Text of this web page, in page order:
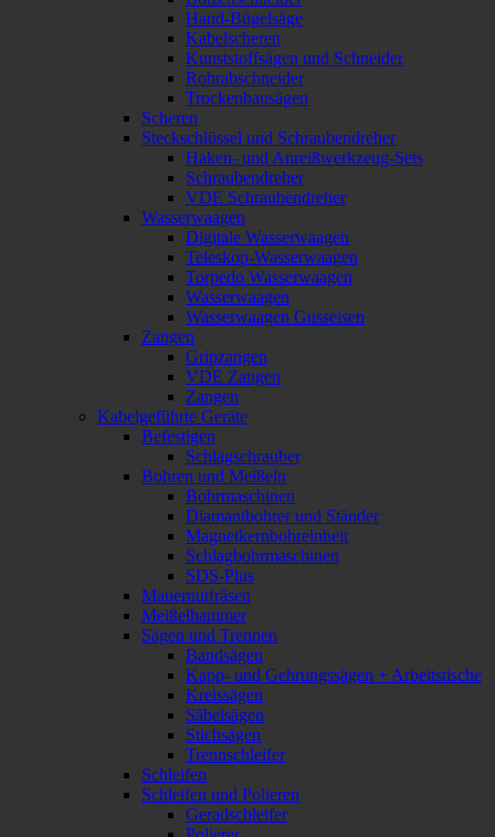
Hand-Bügelsäge
Kabelscheren
Kunststoffsägen und Schneider
Rohrabschneider
Trockenbausägen
Scheren
Steckschlüssel und Schraubendreher
Haken- und Anreißwerkzeug-Sets
Schraubendreher
VDE Schraubendreher
Wasserwaagen
Digitale Wasserwaagen
Teleskop-Wasserwaagen
Torpedo Wasserwaagen
Wasserwaagen
Wasserwaagen Gusseisen
Zangen
Gripzangen
VDE Zangen
Zangen
Kabelgeführte Geräte
Befestigen
Schlagschrauber
Bohren und Meißeln
Bohrmaschinen
Diamantbohrer und Ständer
Magnetkernbohreinheit
Schlagbohrmaschinen
SDS-Plus
Mauernutfräsen
Meißelhammer
Sägen und Trennen
Bandsägen
Kapp- und Gehrungssägen + Arbeitstische
Kreissägen
Säbelsägen
Stichsägen
Trennschleifer
Schleifen
Schleifen und Polieren
Geradschleifer